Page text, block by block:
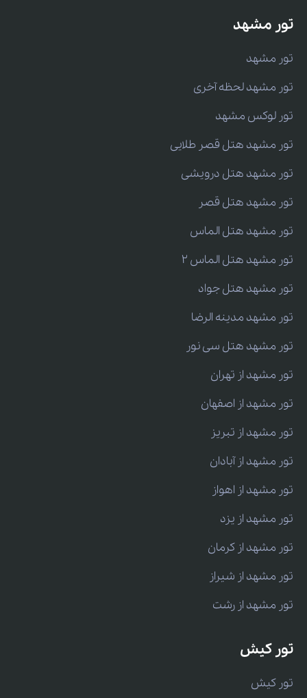
تور مشهد
تور مشهد
تور مشهد لحظه آخری
تور لوکس مشهد
تور مشهد هتل قصر طلایی
تور مشهد هتل درویشی
تور مشهد هتل قصر
تور مشهد هتل الماس
تور مشهد هتل الماس 2
تور مشهد هتل جواد
تور مشهد مدینه الرضا
تور مشهد هتل سی نور
تور مشهد از تهران
تور مشهد از اصفهان
تور مشهد از تبریز
تور مشهد از آبادان
تور مشهد از اهواز
تور مشهد از یزد
تور مشهد از کرمان
تور مشهد از شیراز
تور مشهد از رشت
تور کیش
تور کیش